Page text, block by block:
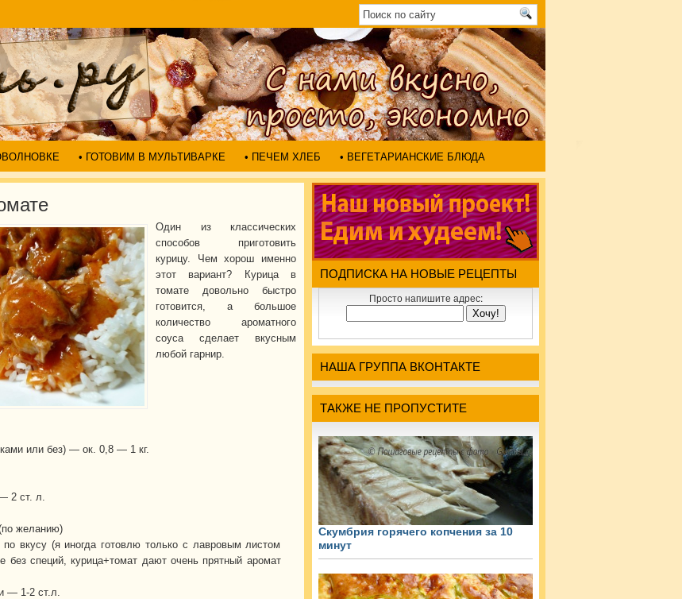
• ГОТОВИМ В МУЛЬТИВАРКЕ • ПЕЧЕМ ХЛЕБ • ВЕГЕТАРИАНСКИЕ БЛЮДА
Один из классических
способов приготовить
курицу. Чем хорош именно
этот вариант? Курица в
томате довольно быстро
готовится, а большое
количество ароматного
соуса сделает вкусным
любой гарнир.
или без) — ок. 0,8 — 1 кг.
2 ст. л.
желанию)
вкусу (я иногда готовлю только с лавровым листом
без специй, курица+томат дают очень прятный аромат
— 1-2 ст.л.
ПОДПИСКА НА НОВЫЕ РЕЦЕПТЫ
Просто напишите адрес:
НАША ГРУППА ВКОНТАКТЕ
ТАКЖЕ НЕ ПРОПУСТИТЕ
Скумбрия горячего копчения за 10
минут